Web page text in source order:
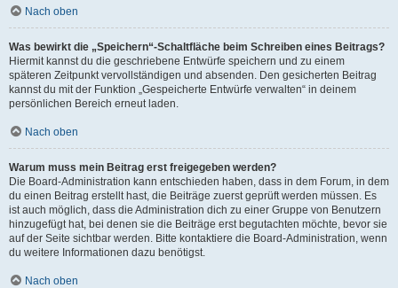
Nach oben
Was bewirkt die „Speichern“-Schaltfläche beim Schreiben eines Beitrags?
Hiermit kannst du die geschriebene Entwürfe speichern und zu einem
späteren Zeitpunkt vervollständigen und absenden. Den gesicherten Beitrag
kannst du mit der Funktion „Gespeicherte Entwürfe verwalten“ in deinem
persönlichen Bereich erneut laden.
Nach oben
Warum muss mein Beitrag erst freigegeben werden?
Die Board-Administration kann entschieden haben, dass in dem Forum, in dem
du einen Beitrag erstellt hast, die Beiträge zuerst geprüft werden müssen. Es
ist auch möglich, dass die Administration dich zu einer Gruppe von Benutzern
hinzugefügt hat, bei denen sie die Beiträge erst begutachten möchte, bevor sie
auf der Seite sichtbar werden. Bitte kontaktiere die Board-Administration, wenn
du weitere Informationen dazu benötigst.
Nach oben